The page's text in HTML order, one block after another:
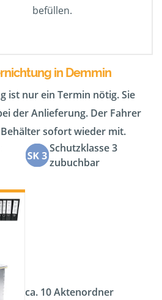
befüllen.
in Demmin
ist nur ein Termin nötig. Sie
der Anlieferung. Der Fahrer
sofort wieder mit.
Schutzklasse 3
zubuchbar
ca. 10 Aktenordner